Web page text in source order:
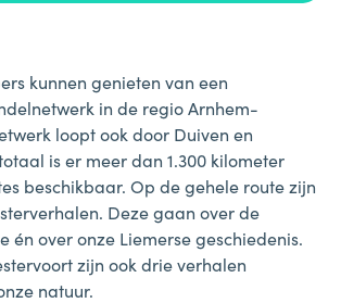
kunnen genieten van een
in de regio Arnhem-
loopt ook door Duiven en
is er meer dan 1.300 kilometer
beschikbaar. Op de gehele route zijn
Deze gaan over de
én over onze Liemerse geschiedenis.
zijn ook drie verhalen
natuur.